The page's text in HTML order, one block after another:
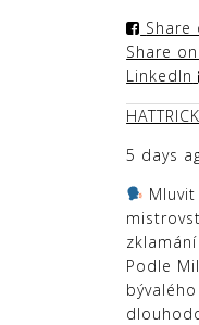
Share
Share
LinkedIn
5 days
Podle